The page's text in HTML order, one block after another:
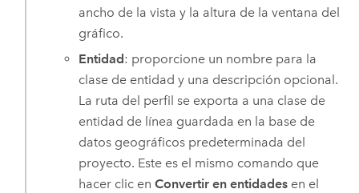
ancho de la vista y la altura de la ventana del
gráfico.
Entidad: proporcione un nombre para la
clase de entidad y una descripción opcional.
La ruta del perfil se exporta a una clase de
entidad de línea guardada en la base de
datos geográficos predeterminada del
proyecto. Este es el mismo comando que
hacer clic enConvertir en entidades en el